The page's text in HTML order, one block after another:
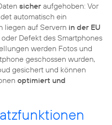
sicher aufgehoben: Vor
automatisch ein
liegen auf Servern in der EU
Defekt des Smartphones
werden Fotos und
geschossen wurden,
gesichert und können
optimiert und